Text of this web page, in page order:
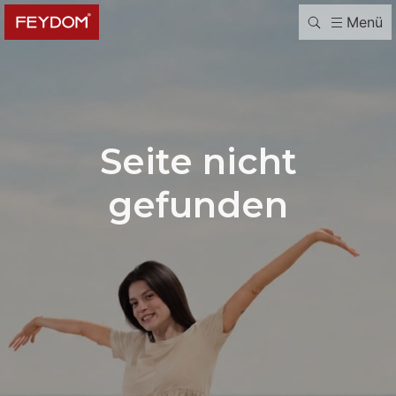
Menü
Seite nicht
gefunden